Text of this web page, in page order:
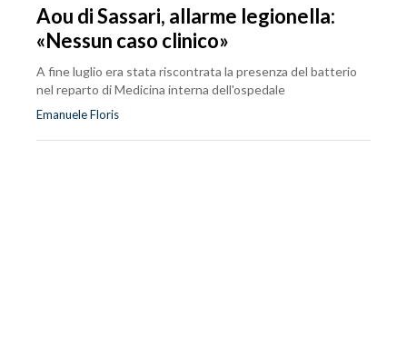
Aou di Sassari, allarme legionella:
«Nessun caso clinico»
A fine luglio era stata riscontrata la presenza del batterio
nel reparto di Medicina interna dell'ospedale
Emanuele Floris